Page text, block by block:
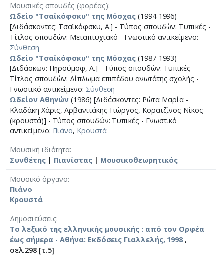
Μουσικές σπουδές (φορέας)
Ωδείο "Τσαϊκόφσκυ" της Μόσχας (1994-1996)
[Διδάσκοντες: Τσαϊκόφσκυ, Α.] - Τύπος σπουδών: Τυπικές -
Τίτλος σπουδών: Μεταπτυχιακό - Γνωστικό αντικείμενο:
Σύνθεση
Ωδείο "Τσαϊκόφσκυ" της Μόσχας (1987-1993)
[Διδάσκων: Πηρούμοφ, Α.] - Τύπος σπουδών: Τυπικές -
Τίτλος σπουδών: Δίπλωμα επιπέδου ανωτάτης σχολής -
Γνωστικό αντικείμενο: Σύνθεση
Ωδείον Αθηνών (1986) [Διδάσκοντες: Ρώτα Μαρία -
Κλαδάκη Χάρις, Αρβανιτάκης Γιώργος, Κορατζίνος Νίκος
(κρουστά)] - Τύπος σπουδών: Τυπικές - Γνωστικό
αντικείμενο: Πιάνο, Κρουστά
Μουσική ιδιότητα
Συνθέτης | Πιανίστας | Μουσικοθεωρητικός
Μουσικό όργανο
Πιάνο
Κρουστά
Δημοσιεύσεις
Το λεξικό της ελληνικής μουσικής : από τον Ορφέα
έως σήμερα - Αθήνα: Εκδόσεις Γιαλλελής, 1998 ,
σελ.298 [τ.5]